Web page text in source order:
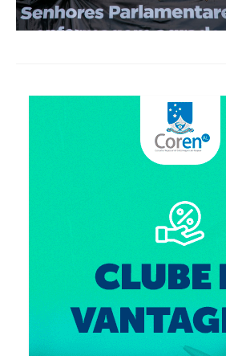
Transparência e Prestação
Eleições Anteriores
Fiscalização
Responsabilidade Técnica